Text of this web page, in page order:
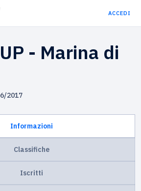
ACCEDI
- Marina di
2017
Informazioni
Classifiche
Iscritti